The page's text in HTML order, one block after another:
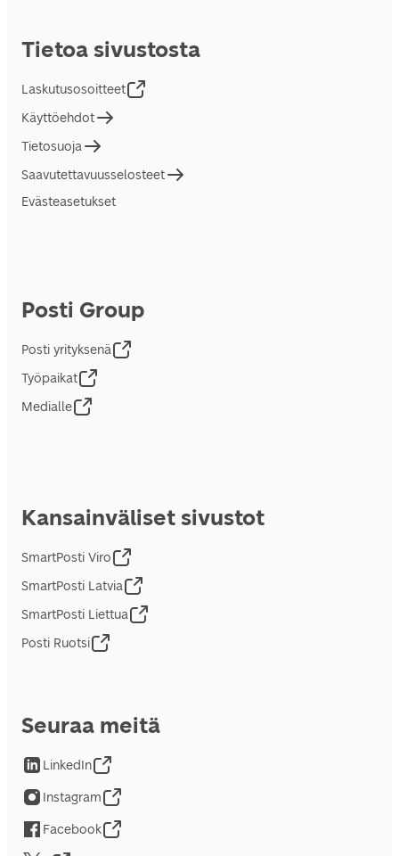
Tietoa sivustosta
Laskutusosoitteet
Käyttöehdot
Tietosuoja
Saavutettavuusselosteet
Evästeasetukset
Posti Group
Posti yrityksenä
Työpaikat
Medialle
Kansainväliset sivustot
SmartPosti Viro
SmartPosti Latvia
SmartPosti Liettua
Posti Ruotsi
Seuraa meitä
LinkedIn
Instagram
Facebook